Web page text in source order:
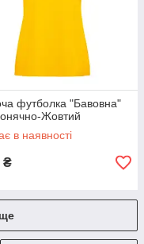
футболка "Бавовна"
Жовтий
в наявності
₴